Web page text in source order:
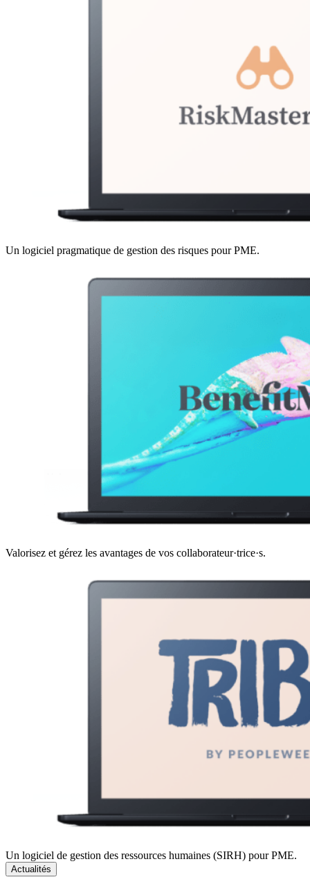
Un logiciel pragmatique de gestion des risques pour PME.
Valorisez et gérez les avantages de vos collaborateur·trice·s.
Un logiciel de gestion des ressources humaines (SIRH) pour PME.
Actualités